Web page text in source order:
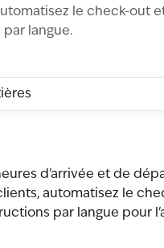
le check-out
langue.
d'arrivée et de
automatisez le
par langue pour